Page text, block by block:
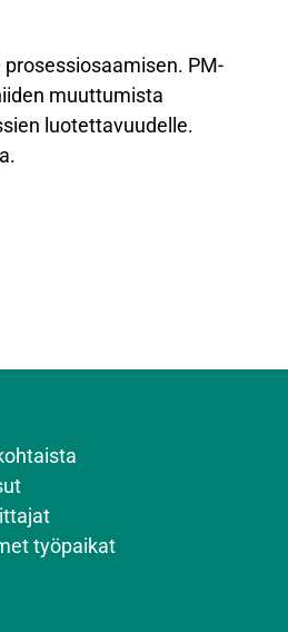
PM-
muuttumista
luotettavuudelle.
työpaikat